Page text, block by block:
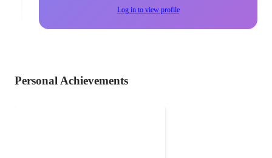
Log in to view profile
Personal Achievements